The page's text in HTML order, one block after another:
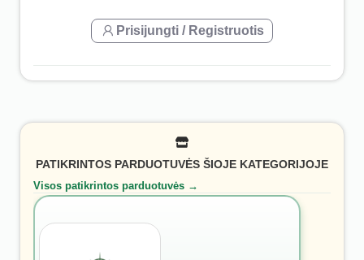
Prisijungti / Registruotis
PATIKRINTOS PARDUOTUVĖS ŠIOJE KATEGORIJOJE
Visos patikrintos parduotuvės →